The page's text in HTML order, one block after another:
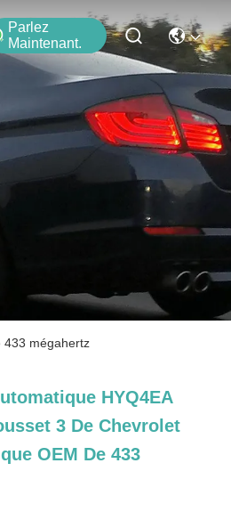
Parlez
Maintenant.
433 mégahertz
HYQ4EA
3 De Chevrolet
OEM De 433